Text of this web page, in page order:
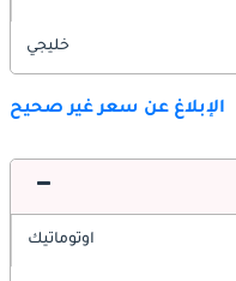
خليجي
الإبلاغ عن سعر غير صحيح
اوتوماتيك